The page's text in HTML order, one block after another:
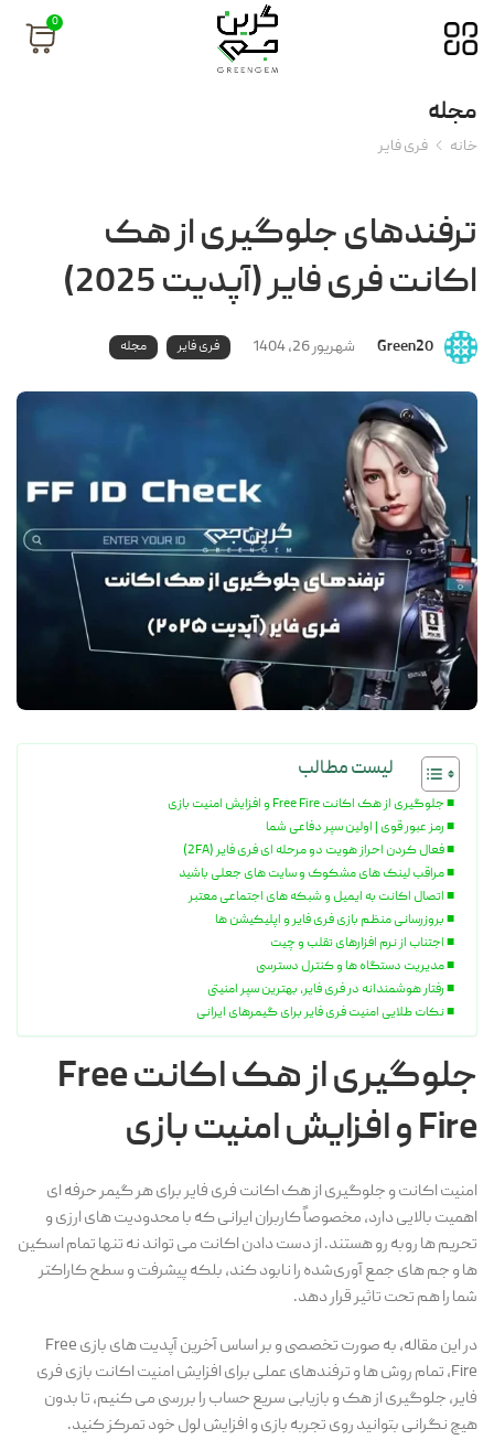
0
مجله
خانه فری فایر
ترفندهای جلوگیری از هک
اکانت فری فایر (آپدیت 2025)
Green20 شهریور 26, 1404 فری فایر مجله
لیست مطالب
جلوگیری از هک اکانت Free Fire و افزایش امنیت بازی
رمز عبور قوی | اولین سپر دفاعی شما
فعال کردن احراز هویت دو مرحله ای فری فایر (2FA)
مراقب لینک های مشکوک و سایت های جعلی باشید
اتصال اکانت به ایمیل و شبکه های اجتماعی معتبر
بروزرسانی منظم بازی فری فایر و اپلیکیشن ها
اجتناب از نرم افزارهای تقلب و چیت
مدیریت دستگاه ها و کنترل دسترسی
رفتار هوشمندانه در فری فایر، بهترین سپر امنیتی
نکات طلایی امنیت فری فایر برای گیمرهای ایرانی
جلوگیری از هک اکانت Free
Fire و افزایش امنیت بازی
امنیت اکانت و جلوگیری از هک اکانت فری فایر برای هر گیمر حرفه ای
اهمیت بالایی دارد، مخصوصاً کاربران ایرانی که با محدودیت های ارزی و
تحریم ها روبه رو هستند. از دست دادن اکانت می تواند نه تنها تمام اسکین
ها و جم های جمع آوری‌شده را نابود کند، بلکه پیشرفت و سطح کاراکتر
شما را هم تحت تاثیر قرار دهد.
در این مقاله، به صورت تخصصی و بر اساس آخرین آپدیت های بازی Free
Fire، تمام روش ها و ترفندهای عملی برای افزایش امنیت اکانت بازی فری
فایر، جلوگیری از هک و بازیابی سریع حساب را بررسی می کنیم، تا بدون
هیچ نگرانی بتوانید روی تجربه بازی و افزایش لول خود تمرکز کنید.